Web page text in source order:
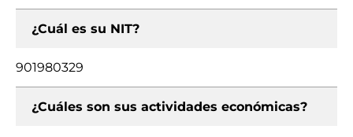
¿Cuál es su NIT?
901980329
¿Cuáles son sus actividades económicas?